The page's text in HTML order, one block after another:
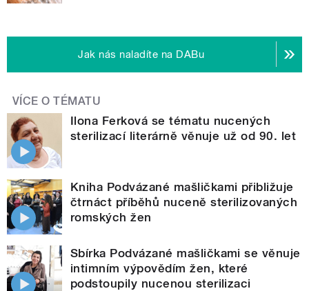
Jak nás naladíte na DABu
VÍCE O TÉMATU
Ilona Ferková se tématu nucených
sterilizací literárně věnuje už od 90. let
Kniha Podvázané mašličkami přibližuje
čtrnáct příběhů nuceně sterilizovaných
romských žen
Sbírka Podvázané mašličkami se věnuje
intimním výpovědím žen, které
podstoupily nucenou sterilizaci